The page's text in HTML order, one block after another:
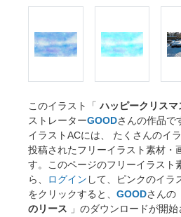
このイラスト「ハッピークリスマ
ストレーターGOODさんの作品で
イラストACには、 たくさんのイ
投稿されたフリーイラスト素材・
す。このページのフリーイラスト
ら、
ログイン して、ピンクのイラ
をクリックすると、 GOODさんの
のリース 」のダウンロードが開始